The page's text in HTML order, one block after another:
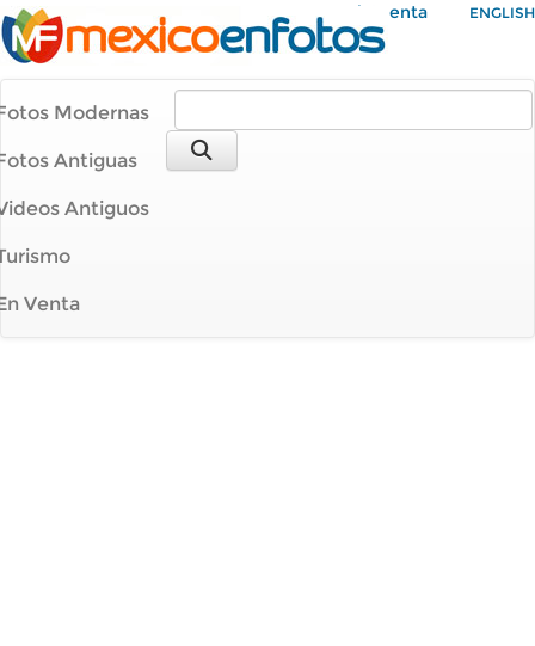
Mi Cuenta ENGLISH
Modernas
Antiguas
Antiguos
Venta